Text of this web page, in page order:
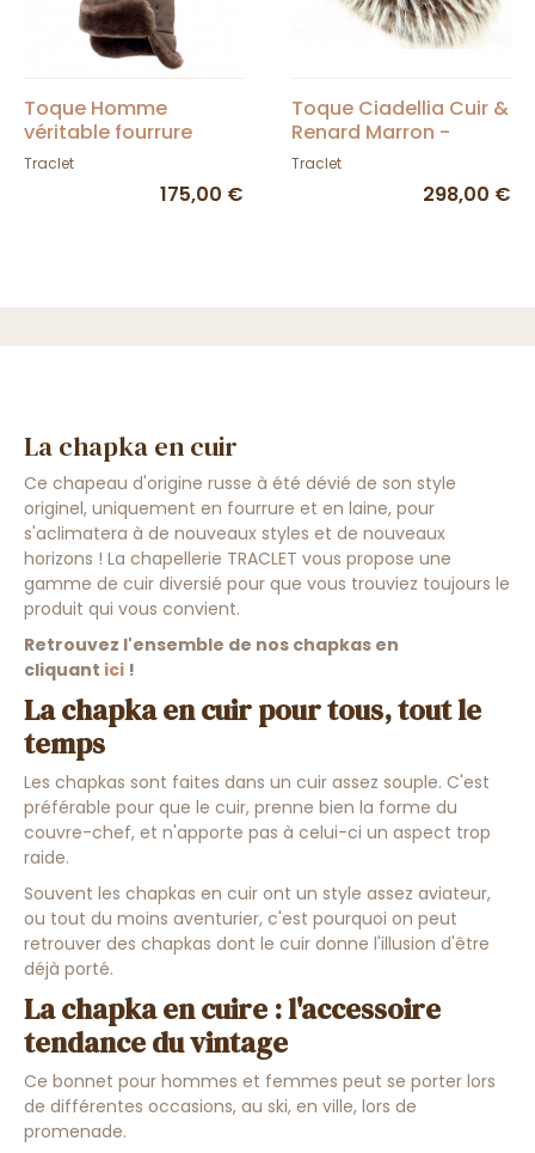
Toque Homme
véritable fourrure
Traclet
175,00 €
Toque Ciadellia Cuir &
Renard Marron -
Traclet
Traclet
298,00 €
La chapka en cuir
Ce chapeau d'origine russe à été dévié de son style
originel, uniquement en fourrure et en laine, pour
s'aclimatera à de nouveaux styles et de nouveaux
horizons ! La chapellerie TRACLET vous propose une
gamme de cuir diversié pour que vous trouviez toujours le
produit qui vous convient.
Retrouvez l'ensemble de nos chapkas en
cliquant ici !
La chapka en cuir pour tous, tout le
temps
Les chapkas sont faites dans un cuir assez souple. C'est
préférable pour que le cuir, prenne bien la forme du
couvre-chef, et n'apporte pas à celui-ci un aspect trop
raide.
Souvent les chapkas en cuir ont un style assez aviateur,
ou tout du moins aventurier, c'est pourquoi on peut
retrouver des chapkas dont le cuir donne l'illusion d'être
déjà porté.
La chapka en cuire : l'accessoire
tendance du vintage
Ce bonnet pour hommes et femmes peut se porter lors
de différentes occasions, au ski, en ville, lors de
promenade.